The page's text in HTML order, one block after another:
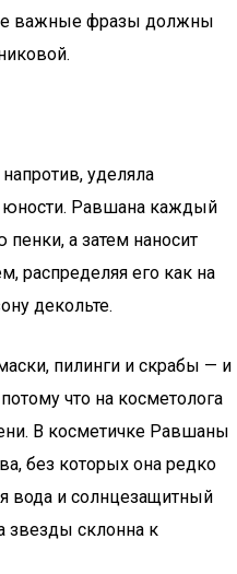
важные фразы должны
уделяла
юности. Равшана каждый
а затем наносит
распределяя его как на
декольте.
пилинги и скрабы — и
что на косметолога
В косметичке Равшаны
без которых она редко
вода и солнцезащитный
звезды склонна к